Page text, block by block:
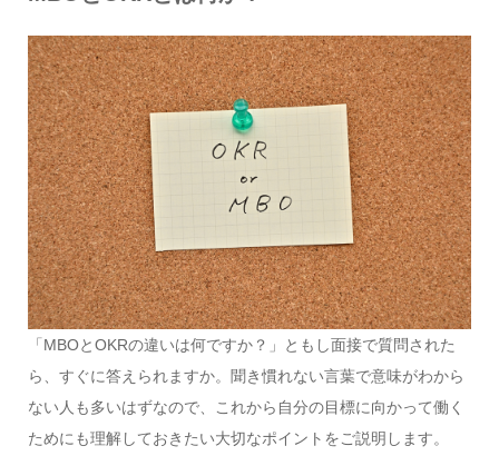
「MBOとOKRの違いは何ですか？」ともし面接で質問された
ら、すぐに答えられますか。聞き慣れない言葉で意味がわから
ない人も多いはずなので、これから自分の目標に向かって働く
ためにも理解しておきたい大切なポイントをご説明します。